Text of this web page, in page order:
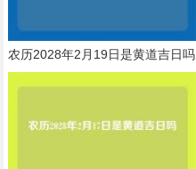
农历2028年2月19日是黄道吉日吗